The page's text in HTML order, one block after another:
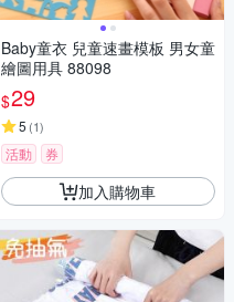
Baby童衣 兒童速畫模板 男女童
繪圖用具 88098
$29
5 (1)
活動 券
加入購物車